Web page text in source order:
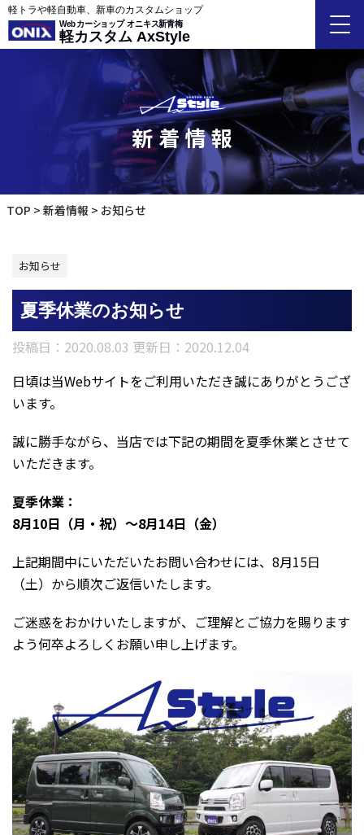
軽トラや軽自動車、新車のカスタムショップ
Webカーショップ オニキス新青梅
軽カスタム AxStyle
新着情報
TOP 新着情報 お知らせ
お知らせ
夏季休業のお知らせ
投稿日：2020.08.03 更新日： 2020.12.04
日頃は当Webサイトをご利用いただき誠にありがとうござ
います。
誠に勝手ながら、当店では下記の期間を夏季休業とさせて
いただきます。
夏季休業：
8月10日（月・祝）～8月14日（金）
上記期間中にいただいたお問い合わせには、8月15日
（土）から順次ご返信いたします。
ご迷惑をおかけいたしますが、ご理解とご協力を賜ります
よう何卒よろしくお願い申し上げます。